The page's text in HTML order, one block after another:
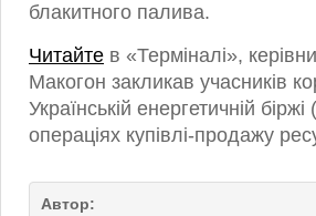
блакитного палива.
Читайте в «Терміналі»,
Макогон закликав учасників
Українській енергетичній
операціях купівлі-продажу
Автор: